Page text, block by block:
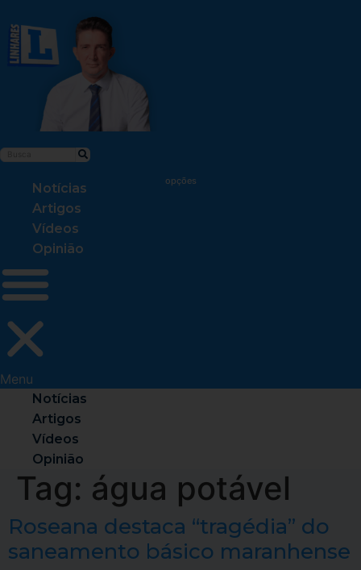
Notícias
Artigos
Vídeos
Opinião
Menu
Notícias
Artigos
Vídeos
Opinião
Tag: água potável
Roseana destaca “tragédia” do
saneamento básico maranhense